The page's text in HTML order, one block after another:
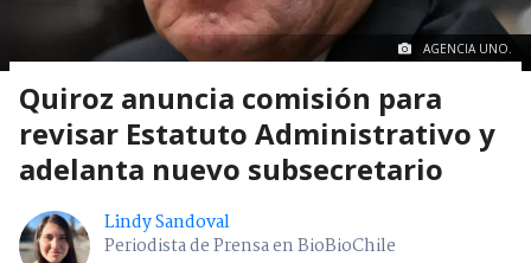
AGENCIA UNO.
Quiroz anuncia comisión para
revisar Estatuto Administrativo y
adelanta nuevo subsecretario
Lindy Sandoval
Periodista de Prensa en BioBioChile